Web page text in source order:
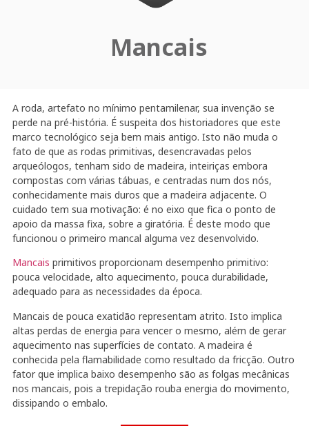
Mancais
A roda, artefato no mínimo pentamilenar, sua invenção se
perde na pré-história. É suspeita dos historiadores que este
marco tecnológico seja bem mais antigo. Isto não muda o
fato de que as rodas primitivas, desencravadas pelos
arqueólogos, tenham sido de madeira, inteiriças embora
compostas com várias tábuas, e centradas num dos nós,
conhecidamente mais duros que a madeira adjacente. O
cuidado tem sua motivação: é no eixo que fica o ponto de
apoio da massa fixa, sobre a giratória. É deste modo que
funcionou o primeiro mancal alguma vez desenvolvido.
Mancais primitivos proporcionam desempenho primitivo:
pouca velocidade, alto aquecimento, pouca durabilidade,
adequado para as necessidades da época.
Mancais de pouca exatidão representam atrito. Isto implica
altas perdas de energia para vencer o mesmo, além de gerar
aquecimento nas superfícies de contato. A madeira é
conhecida pela flamabilidade como resultado da fricção. Outro
fator que implica baixo desempenho são as folgas mecânicas
nos mancais, pois a trepidação rouba energia do movimento,
dissipando o embalo.